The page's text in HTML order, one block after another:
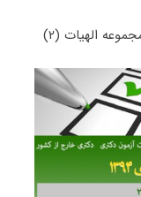
الهیات (۲)